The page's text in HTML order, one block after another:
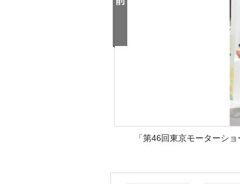
「第46回東京モーターシ